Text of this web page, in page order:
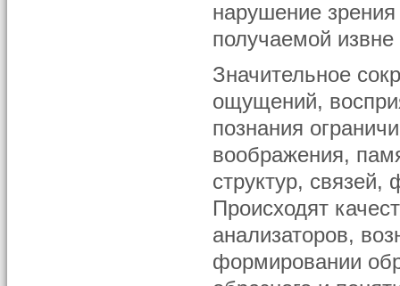
нарушение
получаемой
Значительное
ощущений,
познания
воображения,
структур, связей,
Происходят
анализаторов,
формировании